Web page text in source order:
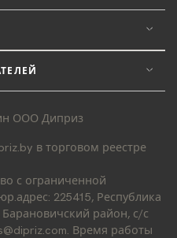
ООО Диприз
в торговом реестре
с ограниченной
225415, Республика
Барановичский район, с/с
Время работы